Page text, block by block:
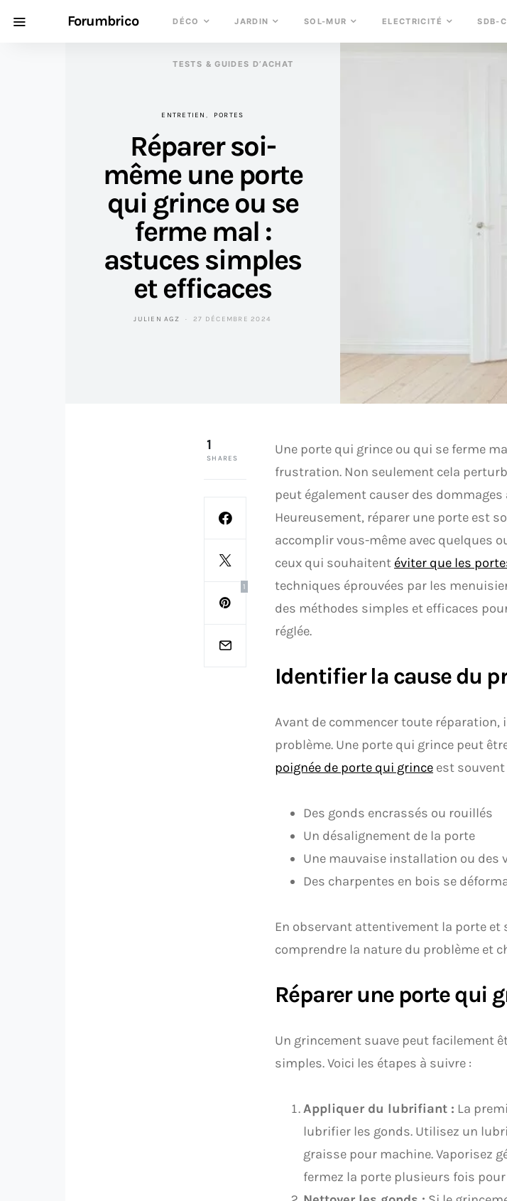
Forumbrico DÉCO JARDIN SOL-MUR ELECTRICITÉ SDB-
TESTS & GUIDES D’ACHAT
ENTRETIEN PORTES
Réparer soi-
même une porte
qui grince ou se
ferme mal :
astuces simples
et efficaces
JULIEN AGZ 27 DÉCEMBRE 2024
1
SHARES
1
Une porte qui grince ou qui se ferme
frustration. Non seulement cela
peut également causer des
Heureusement, réparer une porte est
accomplir vous-même avec quelques
ceux qui souhaitent éviter que les
techniques éprouvées par les
des méthodes simples et efficaces
réglée.
Identifier la cause du
Avant de commencer toute réparation,
problème. Une porte qui grince peut
poignée de porte qui grince est
Des gonds encrassés ou rouillés
Un désalignement de la porte
Une mauvaise installation ou des
Des charpentes en bois se
En observant attentivement la porte et
comprendre la nature du problème et
Réparer une porte qui
Un grincement suave peut facilement
simples. Voici les étapes à suivre :
Appliquer du lubrifiant : La
lubrifier les gonds. Utilisez un
graisse pour machine. Vaporisez
fermez la porte plusieurs fois